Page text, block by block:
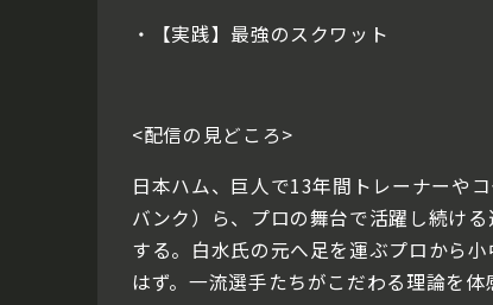
・【実践】最強のスクワット
<配信の見どころ>
日本ハム、巨人で13年間トレーナーや
バンク）ら、プロの舞台で活躍し続け
する。白水氏の元へ足を運ぶプロから
はず。一流選手たちがこだわる理論を体